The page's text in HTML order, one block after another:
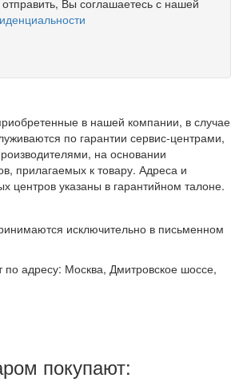
Вы соглашаетесь с нашей
в нашей компании, в случае
по гарантии сервис-центрами,
на основании
прилагаемых к товару. Адреса и
центров указаны в гарантийном талоне.
исключительно в письменном
по адресу: Москва, Дмитровское шоссе,
покупают: